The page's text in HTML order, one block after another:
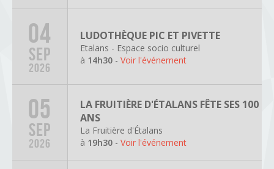
04
SEP
2026
LUDOTHÈQUE PIC ET PIVETTE
Etalans - Espace socio culturel
à 14h30 - Voir l'événement
05
SEP
2026
LA FRUITIÈRE D'ÉTALANS FÊTE SES 100
ANS
La Fruitière d'Étalans
à 19h30 - Voir l'événement